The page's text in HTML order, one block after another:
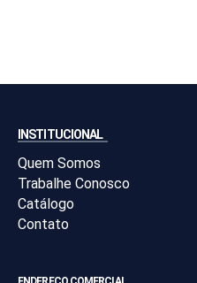
INSTITUCIONAL
Quem Somos
Trabalhe Conosco
Catálogo
Contato